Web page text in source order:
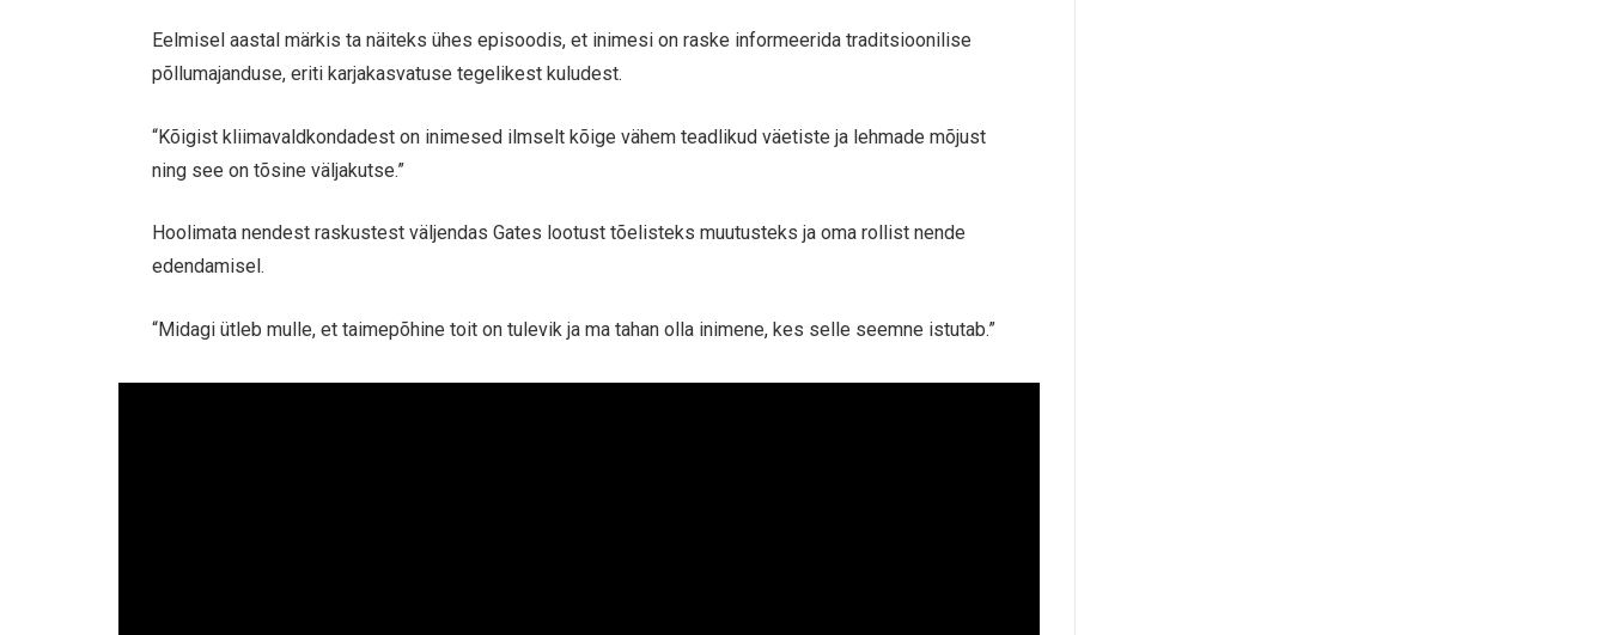
Eelmisel aastal märkis ta näiteks ühes episoodis, et inimesi on raske informeerida traditsioonilise
põllumajanduse, eriti karjakasvatuse tegelikest kuludest.
“Kõigist kliimavaldkondadest on inimesed ilmselt kõige vähem teadlikud väetiste ja lehmade mõjust
ning see on tõsine väljakutse.”
Hoolimata nendest raskustest väljendas Gates lootust tõelisteks muutusteks ja oma rollist nende
edendamisel.
“Midagi ütleb mulle, et taimepõhine toit on tulevik ja ma tahan olla inimene, kes selle seemne istutab.”